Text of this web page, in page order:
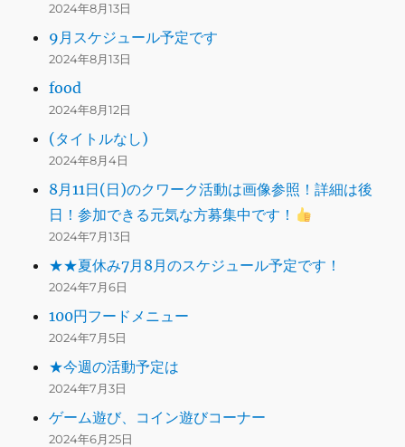
2024年8月13日
9月スケジュール予定です
2024年8月13日
food
2024年8月12日
(タイトルなし)
2024年8月4日
8月11日(日)のクワーク活動は画像参照！詳細は後
日！参加できる元気な方募集中です！
2024年7月13日
★★夏休み7月8月のスケジュール予定です！
2024年7月6日
100円フードメニュー
2024年7月5日
★今週の活動予定は
2024年7月3日
ゲーム遊び、コイン遊びコーナー
2024年6月25日